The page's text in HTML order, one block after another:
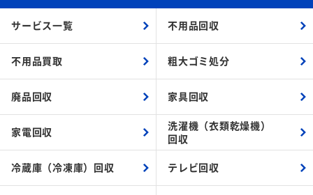
サービス一覧 不用品回収
不用品買取 粗大ゴミ処分
廃品回収 家具回収
家電回収
洗濯機（衣類乾燥機）
回収
冷蔵庫（冷凍庫）回収 テレビ回収